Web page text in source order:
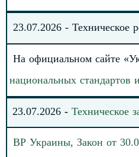
23.07.2026 - Техническое
На официальном сайте
национальных стандартов
23.07.2026 - Техническое
ВР Украины, Закон от